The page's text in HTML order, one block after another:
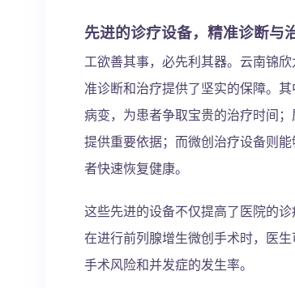
先进的诊疗设备，精准诊断与
工欲善其事，必先利其器。云南锦
准诊断和治疗提供了坚实的保障。
病变，为患者争取宝贵的治疗时间
提供重要依据；而微创治疗设备则
者快速恢复健康。
这些先进的设备不仅提高了医院的
在进行前列腺增生微创手术时，医
手术风险和并发症的发生率。